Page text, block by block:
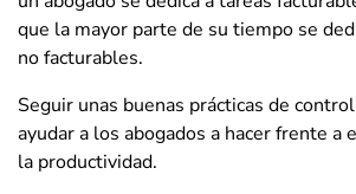
que la mayor parte de su tiempo se
no facturables.
Seguir unas buenas prácticas de
ayudar a los abogados a hacer frente a
la productividad.